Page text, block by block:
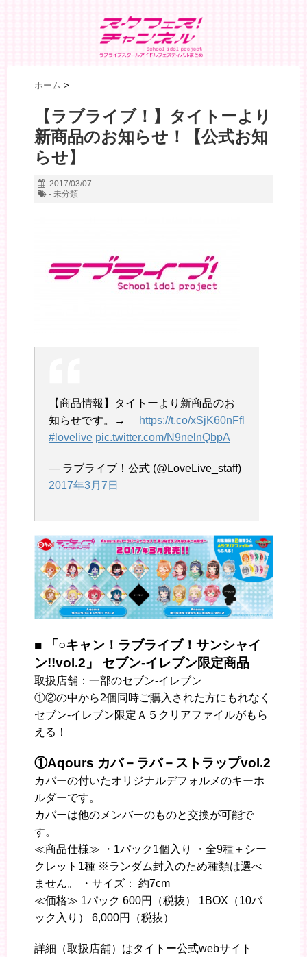
ホーム >
【ラブライブ！】タイトーより
新商品のお知らせ！【公式お知
らせ】
2017/03/07
- 未分類
【商品情報】タイトーより新商品のお
知らせです。→
https://t.co/xSjK60nFfl
#lovelive pic.twitter.com/N9nelnQbpA
— ラブライブ！公式 (@LoveLive_staff)
2017年3月7日
■ 「○キャン！ラブライブ！サンシャイ
ン!!vol.2」 セブン-イレブン限定商品
取扱店舗：一部のセブン-イレブン
①②の中から2個同時ご購入された方にもれなく
セブン-イレブン限定Ａ５クリアファイルがもら
える！
①Aqours カバ－ラバ－ストラップvol.2
カバーの付いたオリジナルデフォルメのキーホ
ルダーです。
カバーは他のメンバーのものと交換が可能で
す。
≪商品仕様≫ ・1パック1個入り ・全9種＋シー
クレット1種 ※ランダム封入のため種類は選べ
ません。 ・サイズ： 約7cm
≪価格≫ 1パック 600円（税抜） 1BOX（10パ
ック入り） 6,000円（税抜）
詳細（取扱店舗）はタイトー公式webサイト